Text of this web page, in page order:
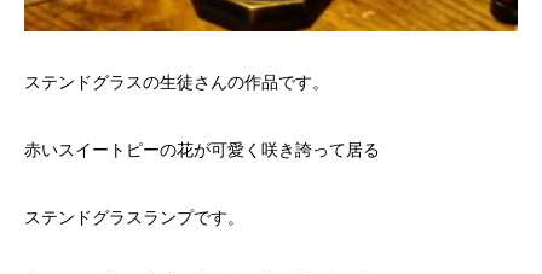
ステンドグラスの生徒さんの作品です。
赤いスイートピーの花が可愛く咲き誇って居る
ステンドグラスランプです。